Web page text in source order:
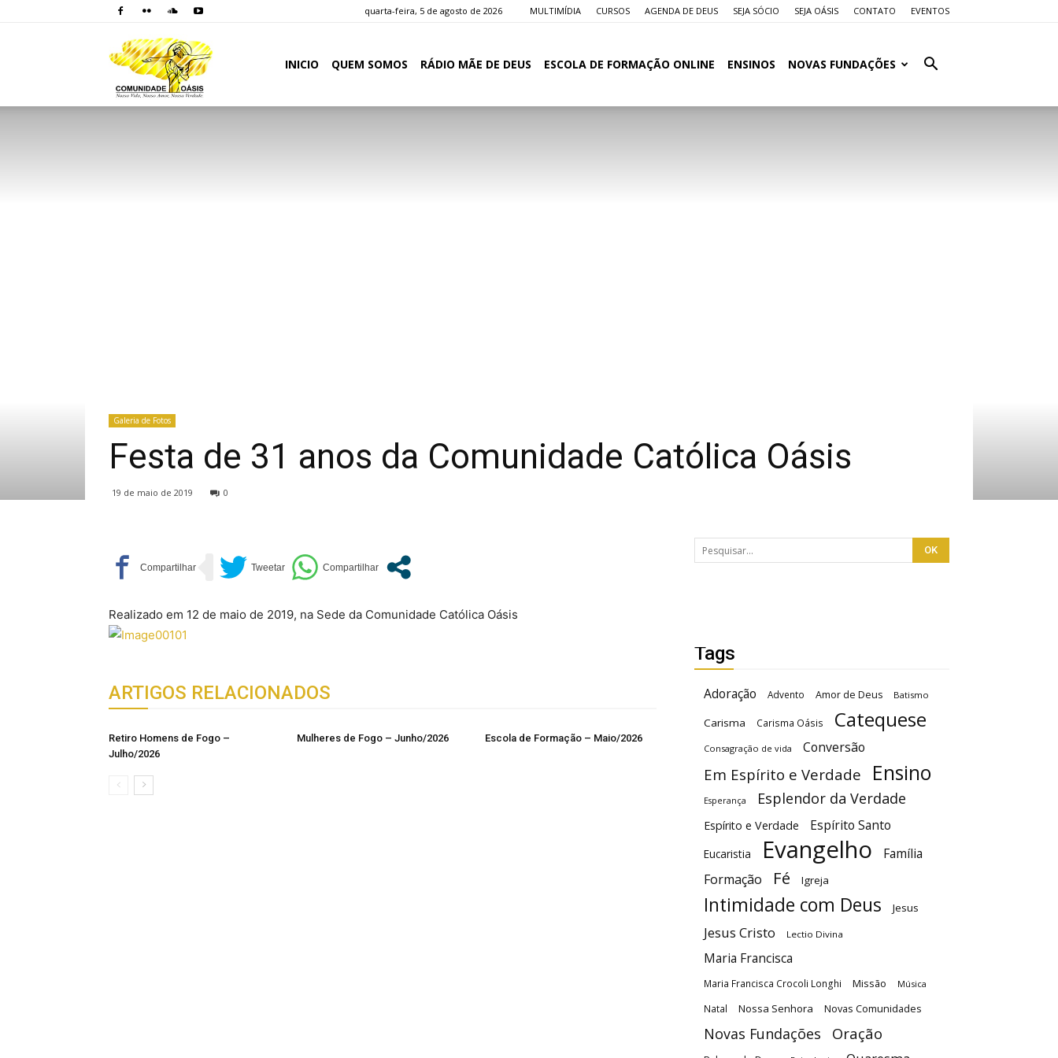
quarta-feira, 5 de agosto de 2026 MULTIMÍDIA CURSOS AGENDA DE DEUS SEJA SÓCIO SEJA OÁSIS CONTATO EVENTOS
INICIO QUEM SOMOS RÁDIO MÃE DE DEUS ESCOLA DE FORMAÇÃO ONLINE ENSINOS NOVAS FUNDAÇÕES
Galeria de Fotos
Festa de 31 anos da Comunidade Católica Oásis
19 de maio de 2019 0
Realizado em 12 de maio de 2019, na Sede da Comunidade Católica Oásis
ARTIGOS RELACIONADOS
Retiro Homens de Fogo –
Julho/2026
Mulheres de Fogo – Junho/2026 Escola de Formação – Maio/2026
Tags
Adoração Advento Amor de Deus Batismo
Carisma Carisma Oásis Catequese
Consagração de vida Conversão
Em Espírito e Verdade Ensino
Esperança Esplendor da Verdade
Espírito e Verdade Espírito Santo
Eucaristia Evangelho
Família
Formação
Fé Igreja
Intimidade com Deus Jesus
Jesus Cristo Lectio Divina
Maria Francisca
Maria Francisca Crocoli Longhi Missão Música
Natal Nossa Senhora Novas Comunidades
Novas Fundações Oração